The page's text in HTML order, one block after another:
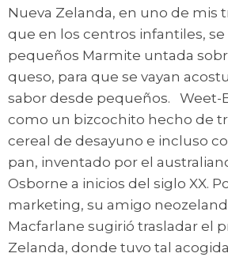
Nueva Zelanda, en uno de mis
que en los centros infantiles, se
pequeños Marmite untada
queso, para que se vayan
sabor desde pequeños. Weet-
como un bizcochito hecho de
cereal de desayuno e incluso
pan, inventado por el
Osborne a inicios del siglo XX.
marketing, su amigo
Macfarlane sugirió trasladar el
Zelanda, donde tuvo tal